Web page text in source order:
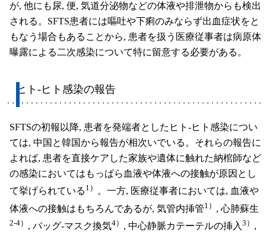
が, 他にも尿, 便, 気道分泌物などの体液や排泄物からも検出
される。SFTS患者には嘔吐や下痢のみならず出血症状をと
もなう場合もあることから, 患者を扱う医療従事者は病原体
曝露による二次感染について特に留意する必要がある。
ヒト-ヒト感染の報告
SFTSの初報以降, 患者を発端者としたヒト-ヒト感染につい
ては, 中国と韓国から報告が相次いでいる。それらの報告に
よれば, 患者を直接ケアした家族や遺体に触れた納棺師など
の感染においてはもっぱら血液や体液への接触が原因とし
て挙げられている 1） 。一方, 医療従事者においては, 血液や
体液への接触はもちろんであるが, 気管内挿管1） , 心肺蘇生
2-4） , バッグ-マスク換気4） , 中心静脈カテーテルの挿入 3） ,